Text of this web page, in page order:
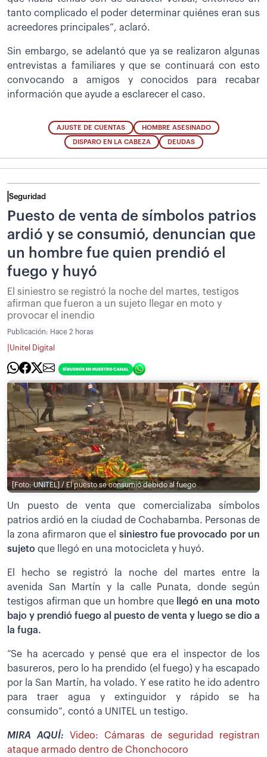
tanto complicado el poder determinar quiénes eran sus
acreedores principales”, aclaró.
Sin embargo, se adelantó que ya se realizaron algunas
entrevistas a familiares y que se continuará con esto
convocando a amigos y conocidos para recabar
información que ayude a esclarecer el caso.
AJUSTE DE CUENTAS HOMBRE ASESINADO
DISPARO EN LA CABEZA DEUDAS
Seguridad
Puesto de venta de símbolos patrios
ardió y se consumió, denuncian que
un hombre fue quien prendió el
fuego y huyó
El siniestro se registró la noche del martes, testigos
afirman que fueron a un sujeto llegar en moto y
provocar el inendio
Publicación: Hace 2 horas
Unitel Digital
[Foto: UNITEL] / El puesto se consumió debido al fuego
Un puesto de venta que comercializaba símbolos
patrios ardió en la ciudad de Cochabamba. Personas de
la zona afirmaron que el siniestro fue provocado por un
sujeto que llegó en una motocicleta y huyó.
El hecho se registró la noche del martes entre la
avenida San Martín y la calle Punata, donde según
testigos afirman que un hombre que
llegó en una moto
bajo y prendió fuego al puesto de venta y luego se dio a
la fuga.
“Se ha acercado y pensé que era el inspector de los
basureros, pero lo ha prendido (el fuego) y ha escapado
por la San Martín, ha volado. Y ese ratito he ido adentro
para traer agua y extinguidor y rápido se ha
consumido”, contó a UNITEL un testigo.
MIRA AQUÍ:
Video: Cámaras de seguridad registran
ataque armado dentro de Chonchocoro